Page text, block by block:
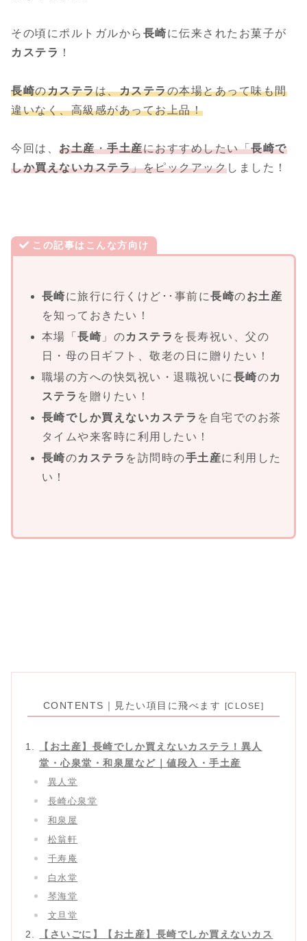
その頃にポルトガルから 長崎に伝来されたお菓子が
カステラ ！
長崎のカステラは、カステラの本場とあって味も間
違いなく、高級感があってお上品！
今回は、 お土産・手土産におすすめしたい「長崎で
しか買えないカステラ」をピックアックしました！
この記事はこんな方向け
長崎に旅行に行くけど･･事前に長崎のお土産
を知っておきたい！
本場「長崎 」のカステラ を長寿祝い、父の
日・母の日ギフト、敬老の日に贈りたい！
職場の方への快気祝い・退職祝いに 長崎のカ
ステラ を贈りたい！
長崎でしか買えないカステラ を自宅でのお茶
タイムや来客時に利用したい！
長崎のカステラ を訪問時の手土産に利用した
い！
CONTENTS｜見たい項目に飛べます
【お土産】長崎でしか買えないカステラ！異人
堂・心泉堂・和泉屋など｜値段入・手土産
異人堂
長崎心泉堂
和泉屋
松翁軒
千寿庵
白水堂
琴海堂
文旦堂
【さいごに】【お土産】長崎でしか買えないカス